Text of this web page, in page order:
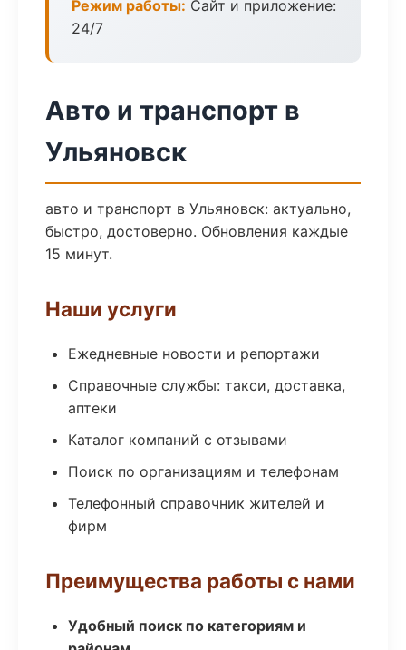
Режим работы: Сайт и приложение:
24/7
Авто и транспорт в
Ульяновск
авто и транспорт в Ульяновск: актуально,
быстро, достоверно. Обновления каждые
15 минут.
Наши услуги
Ежедневные новости и репортажи
Справочные службы: такси, доставка,
аптеки
Каталог компаний с отзывами
Поиск по организациям и телефонам
Телефонный справочник жителей и
фирм
Преимущества работы с нами
Удобный поиск по категориям и